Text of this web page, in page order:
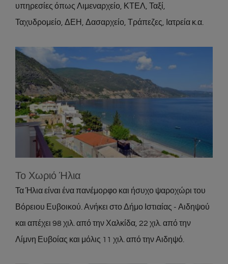
υπηρεσίες όπως Λιμεναρχείο, ΚΤΕΛ, Ταξί,
Ταχυδρομείο, ΔΕΗ, Δασαρχείο, Τράπεζες, Ιατρεία κ.α.
Το Χωριό Ήλια
Location
Το Χωριό Ήλια
Τα Ήλια είναι ένα πανέμορφο και ήσυχο ψαροχώρι του
Βόρειου Ευβοικού. Ανήκει στο Δήμο Ιστιαίας - Αιδηψού
και απέχει 98 χιλ. από την Χαλκίδα, 22 χιλ. από την
Λίμνη Ευβοίας και μόλις 11 χιλ. από την Αιδηψό.